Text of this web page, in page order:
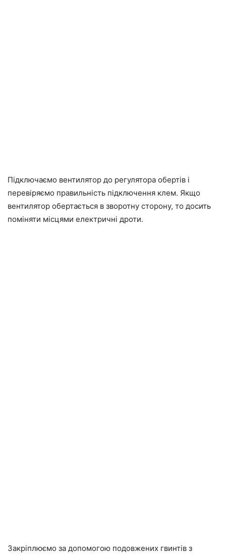
Підключаємо вентилятор до регулятора обертів і
перевіряємо правильність підключення клем. Якщо
вентилятор обертається в зворотну сторону, то досить
поміняти місцями електричні дроти.
Закріплюємо за допомогою подовжених гвинтів з